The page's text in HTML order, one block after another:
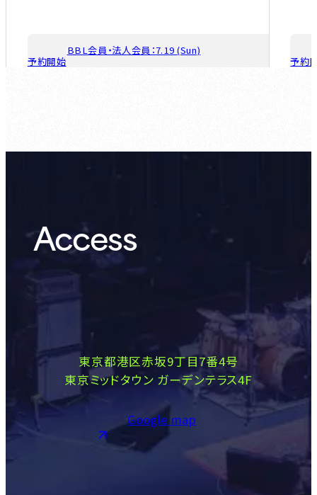
予約開始
BBL会員・法人会員：7.19 (Sun)
予約
Access
東京都港区赤坂9丁目7番4号
東京ミッドタウン ガーデンテラス4F
Google map